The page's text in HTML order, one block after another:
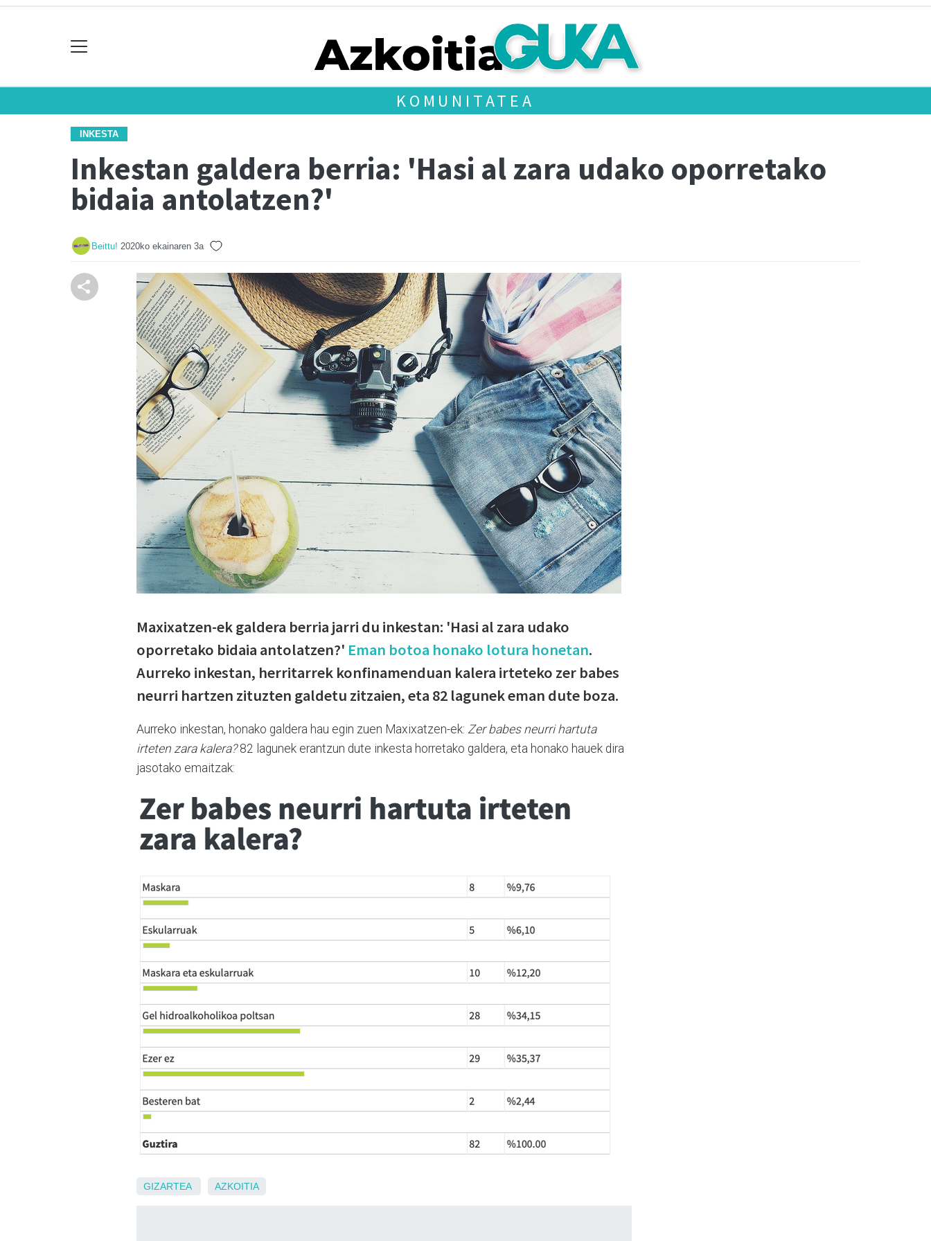
KOMUNITATEA
INKESTA
Inkestan galdera berria: 'Hasi al zara udako oporretako
bidaia antolatzen?'
Beittu! 2020ko ekainaren 3a
Maxixatzen-ek galdera berria jarri du inkestan: 'Hasi al zara udako
oporretako bidaia antolatzen?' Eman botoa honako lotura honetan.
Aurreko inkestan, herritarrek konfinamenduan kalera irteteko zer babes
neurri hartzen zituzten galdetu zitzaien, eta 82 lagunek eman dute boza.
Aurreko inkestan, honako galdera hau egin zuen Maxixatzen-ek: Zer babes neurri hartuta
irteten zara kalera?82 lagunek erantzun dute inkesta horretako galdera, eta honako hauek dira
jasotako emaitzak:
GIZARTEA AZKOITIA